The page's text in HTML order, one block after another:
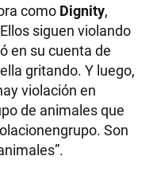
como Dignity,
siguen violando
en su cuenta de
gritando. Y luego,
violación en
de animales que
Son